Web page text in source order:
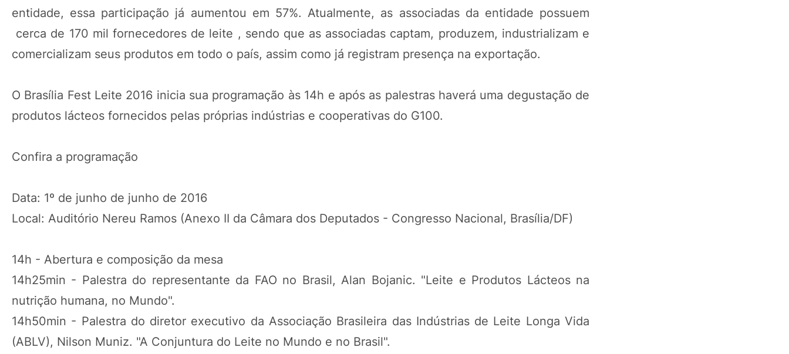
entidade, essa participação já aumentou em 57%. Atualmente, as associadas da entidade possuem
cerca de 170 mil fornecedores de leite , sendo que as associadas captam, produzem, industrializam e
comercializam seus produtos em todo o país, assim como já registram presença na exportação.
O Brasília Fest Leite 2016 inicia sua programação às 14h e após as palestras haverá uma degustação de
produtos lácteos fornecidos pelas próprias indústrias e cooperativas do G100.
Confira a programação
Data: 1º de junho de junho de 2016
Local: Auditório Nereu Ramos (Anexo II da Câmara dos Deputados - Congresso Nacional, Brasília/DF)
14h - Abertura e composição da mesa
14h25min - Palestra do representante da FAO no Brasil, Alan Bojanic. "Leite e Produtos Lácteos na
nutrição humana, no Mundo".
14h50min - Palestra do diretor executivo da Associação Brasileira das Indústrias de Leite Longa Vida
(ABLV), Nilson Muniz. "A Conjuntura do Leite no Mundo e no Brasil".